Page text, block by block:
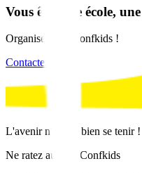
Vous êtes une école,
Organisez une Confkids !
Contactez-nous
L'avenir n'a qu'à bien se tenir !
Ne ratez aucune Confkids